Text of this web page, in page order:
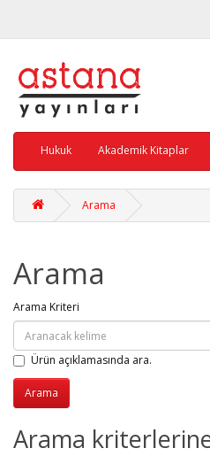
Hukuk Akademik Kitaplar
Arama
Arama
Arama Kriteri
Ürün açıklamasında ara.
Arama